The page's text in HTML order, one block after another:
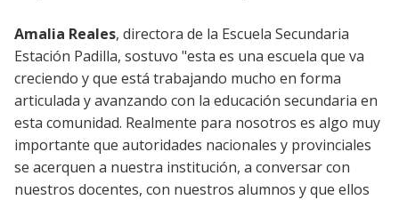
Amalia Reales, directora de la Escuela Secundaria
Estación Padilla, sostuvo "esta es una escuela que va
creciendo y que está trabajando mucho en forma
articulada y avanzando con la educación secundaria en
esta comunidad. Realmente para nosotros es algo muy
importante que autoridades nacionales y provinciales
se acerquen a nuestra institución, a conversar con
nuestros docentes, con nuestros alumnos y que ellos